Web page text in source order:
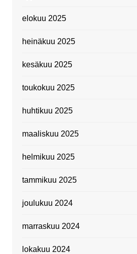
elokuu 2025
heinäkuu 2025
kesäkuu 2025
toukokuu 2025
huhtikuu 2025
maaliskuu 2025
helmikuu 2025
tammikuu 2025
joulukuu 2024
marraskuu 2024
lokakuu 2024